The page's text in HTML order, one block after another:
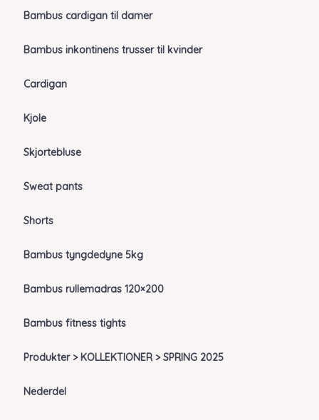
Bambus cardigan til damer
Bambus inkontinens trusser til kvinder
Cardigan
Kjole
Skjortebluse
Sweat pants
Shorts
Bambus tyngdedyne 5kg
Bambus rullemadras 120×200
Bambus fitness tights
Produkter > KOLLEKTIONER > SPRING 2025
Nederdel